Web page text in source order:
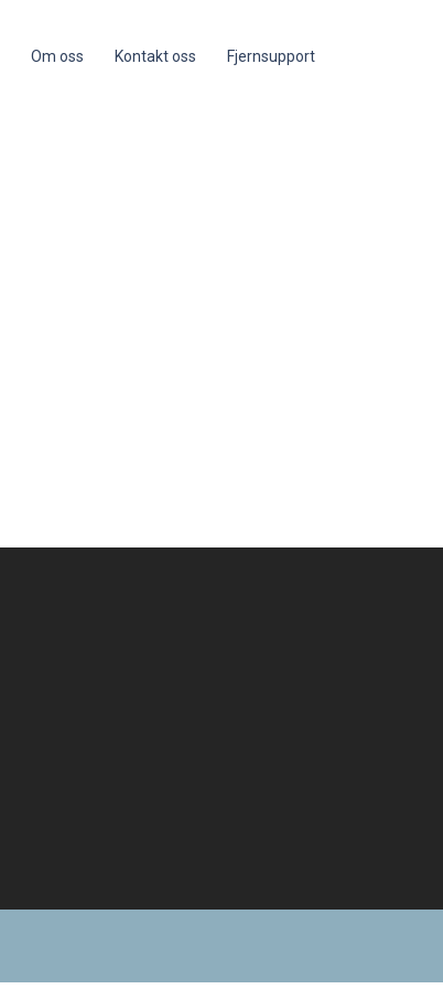
Om oss Kontakt oss Fjernsupport